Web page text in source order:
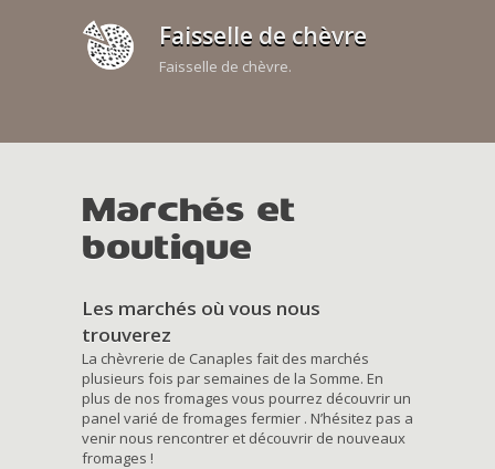
Faisselle de chèvre
Faisselle de chèvre.
Marchés et
boutique
Les marchés où vous nous
trouverez
La chèvrerie de Canaples fait des marchés
plusieurs fois par semaines de la Somme. En
plus de nos fromages vous pourrez découvrir un
panel varié de fromages fermier . N’hésitez pas a
venir nous rencontrer et découvrir de nouveaux
fromages !